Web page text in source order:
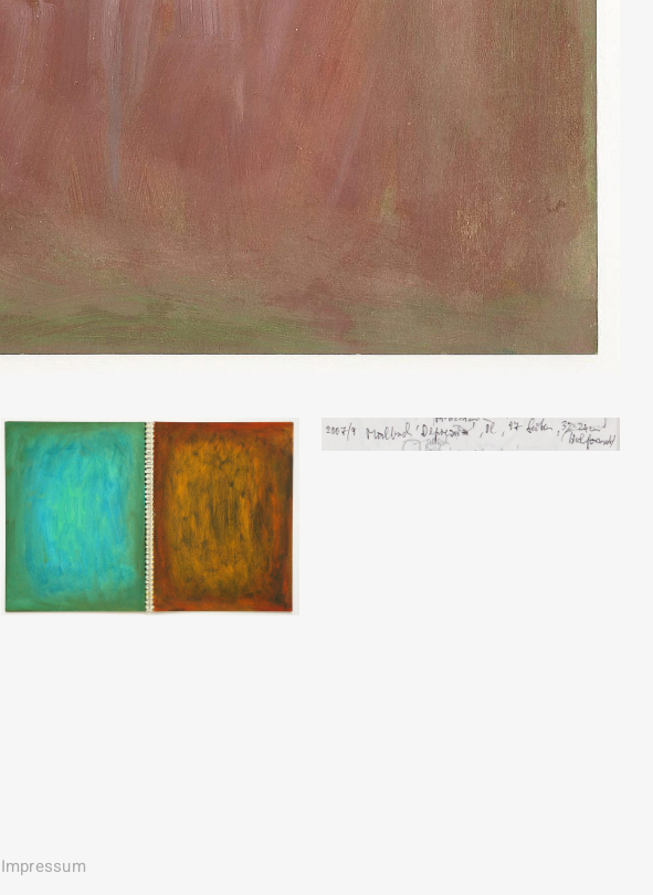
Impressum